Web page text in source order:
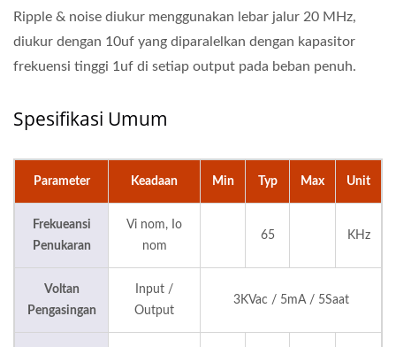
Ripple & noise diukur menggunakan lebar jalur 20 MHz,
diukur dengan 10uf yang diparalelkan dengan kapasitor
frekuensi tinggi 1uf di setiap output pada beban penuh.
Spesifikasi Umum
Parameter Keadaan Min Typ Max Unit
Frekueansi
Penukaran
Vi nom, Io
nom
65 KHz
Voltan
Pengasingan
Input /
Output
3KVac / 5mA / 5Saat